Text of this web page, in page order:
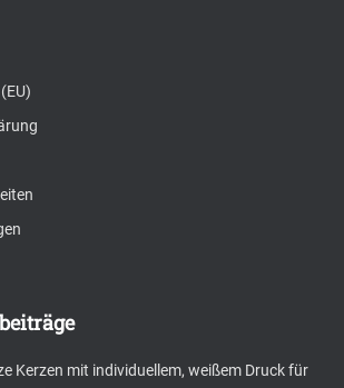
Kerzen mit individuellem, weißem Druck für